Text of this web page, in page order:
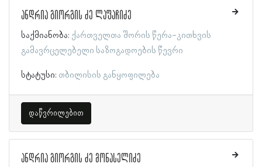
ანდრია გიორგის ძე ლაფაჩიძე
საქმიანობა: ქართველთა შორის წერა-კითხვის
გამავრცელებელი საზოგადოების წევრი
სტატუსი: თბილისის განყოფილება
დაწვრილებით
ანდრია გიორგის ძე მონასელიძე